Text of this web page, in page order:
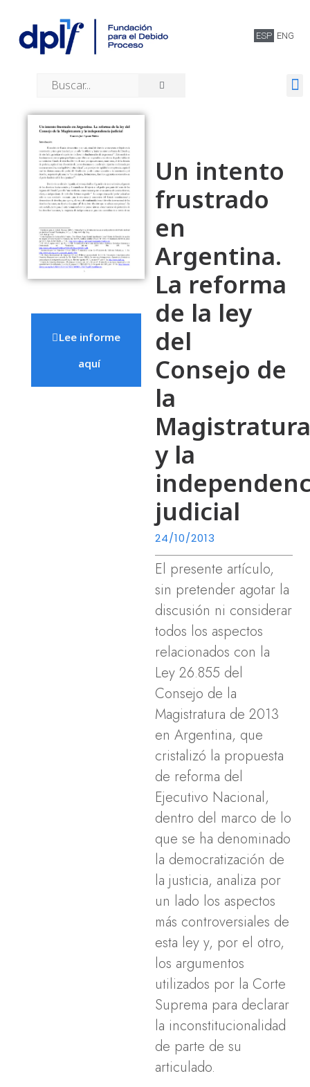
ESP ENG
Lee informe
aquí
Un intento
frustrado
en
Argentina.
La reforma
de la ley
del
Consejo de
la
Magistratura
y la
judicial
24/10/2013
El presente artículo,
sin pretender agotar la
discusión ni considerar
todos los aspectos
relacionados con la
Ley 26.855 del
Consejo de la
Magistratura de 2013
en Argentina, que
cristalizó la propuesta
de reforma del
Ejecutivo Nacional,
dentro del marco de lo
que se ha denominado
la democratización de
la justicia, analiza por
un lado los aspectos
más controversiales de
esta ley y, por el otro,
los argumentos
utilizados por la Corte
Suprema para declarar
la inconstitucionalidad
de parte de su
articulado.